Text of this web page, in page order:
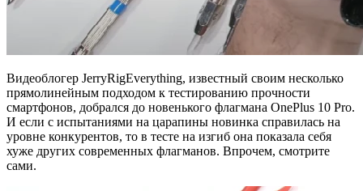
Видеоблогер JerryRigEverything, известный своим несколько
прямолинейным подходом к тестированию прочности
смартфонов, добрался до новенького флагмана OnePlus 10 Pro.
И если с испытаниями на царапины новинка справилась на
уровне конкурентов, то в тесте на изгиб она показала себя
хуже других современных флагманов. Впрочем, смотрите
сами.